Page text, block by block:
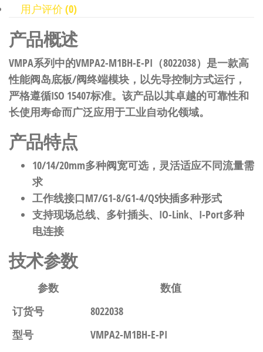
用户评价 (0)
产品概述
VMPA系列中的VMPA2-M1BH-E-PI（8022038）是一款高
性能阀岛底板/阀终端模块，以先导控制方式运行，
严格遵循ISO 15407标准。该产品以其卓越的可靠性和
长使用寿命而广泛应用于工业自动化领域。
产品特点
10/14/20mm多种阀宽可选，灵活适应不同流量需
求
工作线接口M7/G1-8/G1-4/QS快插多种形式
支持现场总线、多针插头、IO-Link、I-Port多种
电连接
技术参数
参数
数值
订货号
8022038
型号
VMPA2-M1BH-E-PI